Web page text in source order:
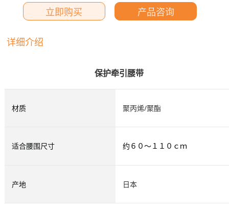
立即购买
产品咨询
详细介绍
保护牵引腰带
材质 聚丙烯/聚酯
适合腰围尺寸 约 ６０～１１０ｃｍ
产地 日本